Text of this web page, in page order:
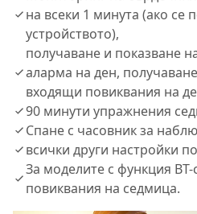
на всеки 1 минута (ако се
устройството),
получаване и показване
аларма на ден,
входящи повиквания на
90 минути упражнения
Спане с часовник за
всички други настройки
За моделите с функция
повиквания на седмица.